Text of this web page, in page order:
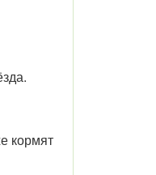
кормят